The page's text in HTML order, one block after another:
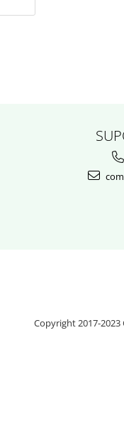
Copyright 2017-